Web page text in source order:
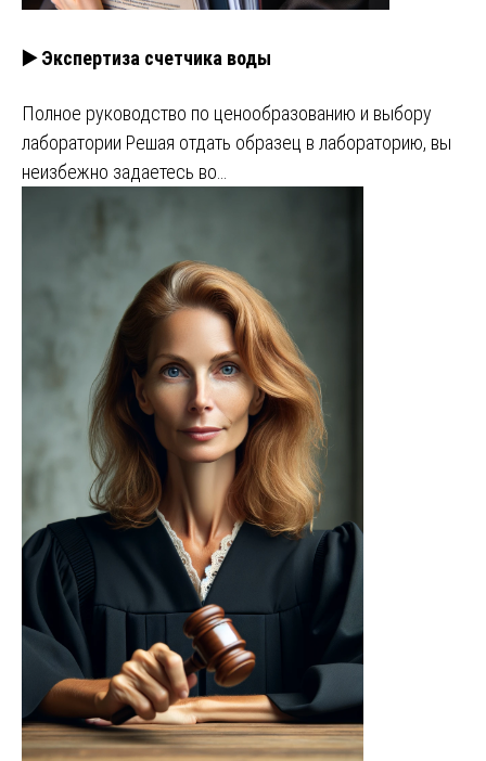
▶️ Экспертиза счетчика воды
Полное руководство по ценообразованию и выбору
лаборатории Решая отдать образец в лабораторию, вы
неизбежно задаетесь во…